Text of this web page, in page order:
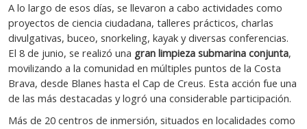
A lo largo de esos días, se llevaron a cabo actividades como
proyectos de ciencia ciudadana, talleres prácticos, charlas
divulgativas, buceo, snorkeling, kayak y diversas conferencias.
El 8 de junio, se realizó una gran limpieza submarina conjunta,
movilizando a la comunidad en múltiples puntos de la Costa
Brava, desde Blanes hasta el Cap de Creus. Esta acción fue una
de las más destacadas y logró una considerable participación.
Más de 20 centros de inmersión, situados en localidades como